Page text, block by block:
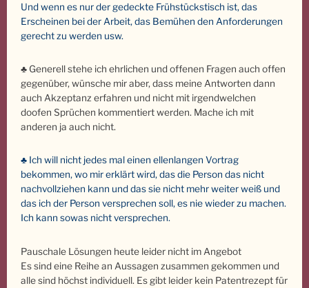
Und wenn es nur der gedeckte Frühstückstisch ist, das
Erscheinen bei der Arbeit, das Bemühen den Anforderungen
gerecht zu werden usw.
♣ Generell stehe ich ehrlichen und offenen Fragen auch offen
gegenüber, wünsche mir aber, dass meine Antworten dann
auch Akzeptanz erfahren und nicht mit irgendwelchen
doofen Sprüchen kommentiert werden. Mache ich mit
anderen ja auch nicht.
♣ Ich will nicht jedes mal einen ellenlangen Vortrag
bekommen, wo mir erklärt wird, das die Person das nicht
nachvollziehen kann und das sie nicht mehr weiter weiß und
das ich der Person versprechen soll, es nie wieder zu machen.
Ich kann sowas nicht versprechen.
Pauschale Lösungen heute leider nicht im Angebot
Es sind eine Reihe an Aussagen zusammen gekommen und
alle sind höchst individuell. Es gibt leider kein Patentrezept für